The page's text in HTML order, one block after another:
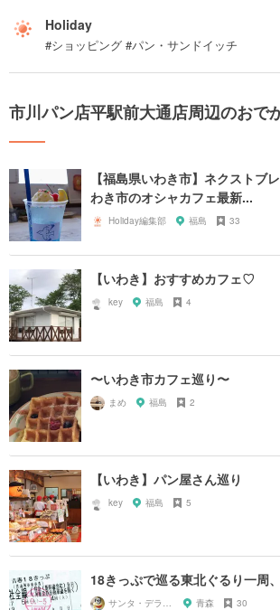
Holiday
#ショッピング #パン・サンドイッチ
市川パン店平駅前大通店周辺のおで
【福島県いわき市】ネクストブ
わき市のオシャカフェ最新...
Holiday編集部 福島 33
【いわき】おすすめカフェ♡
key 福島 4
〜いわき市カフェ巡り〜
まめ 福島 2
【いわき】パン屋さん巡り
key 福島 5
18きっぷで巡る東北ぐるり一周
青森 30